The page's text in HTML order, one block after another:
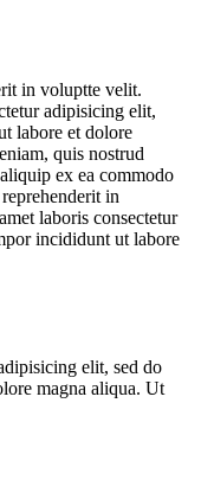
in voluptte velit.
adipisicing elit,
labore et dolore
quis nostrud
ex ea commodo
in
laboris consectetur
incididunt ut labore
elit, sed do
magna aliqua. Ut